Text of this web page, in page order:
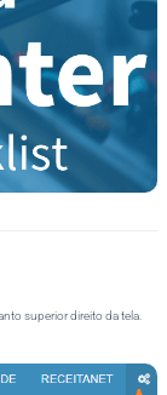
superior direito da tela.